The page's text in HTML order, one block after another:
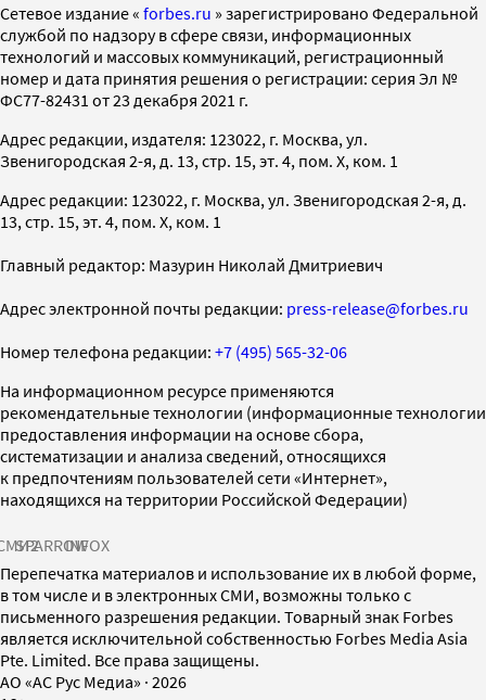
Cетевое издание « forbes.ru » зарегистрировано Федеральной
службой по надзору в сфере связи, информационных
технологий и массовых коммуникаций, регистрационный
номер и дата принятия решения о регистрации: серия Эл №
ФС77-82431 от 23 декабря 2021 г.
Адрес редакции, издателя: 123022, г. Москва, ул.
Звенигородская 2-я, д. 13, стр. 15, эт. 4, пом. X, ком. 1
Адрес редакции: 123022, г. Москва, ул. Звенигородская 2-я, д.
13, стр. 15, эт. 4, пом. X, ком. 1
Главный редактор: Мазурин Николай Дмитриевич
Адрес электронной почты редакции: press-release@forbes.ru
Номер телефона редакции: +7 (495) 565-32-06
На информационном ресурсе применяются
рекомендательные технологии (информационные технологии
предоставления информации на основе сбора,
систематизации и анализа сведений, относящихся
к предпочтениям пользователей сети «Интернет»,
находящихся на территории Российской Федерации)
SPARROWINFOX
Перепечатка материалов и использование их в любой форме,
в том числе и в электронных СМИ, возможны только с
письменного разрешения редакции. Товарный знак Forbes
является исключительной собственностью Forbes Media Asia
Pte. Limited. Все права защищены.
AO «АС Рус Медиа» · 2026